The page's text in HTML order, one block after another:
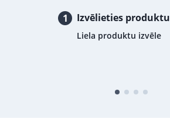
1 Izvēlieties produktu
Liela produktu izvēle